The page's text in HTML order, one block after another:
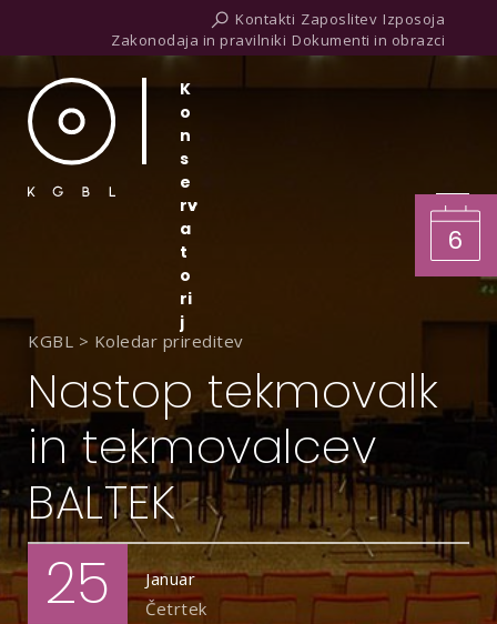
Kontakti Zaposlitev Izposoja
Zakonodaja in pravilniki Dokumenti in obrazci
K
o
n
s
e
rv
a
t
o
ri
j
6
KGBL > Koledar prireditev
Nastop tekmovalk
in tekmovalcev
BALTEK
25
Januar
Četrtek